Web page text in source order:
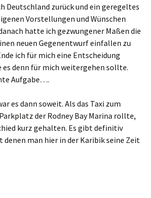
Deutschland zurück und ein geregeltes
Vorstellungen und Wünschen
hatte ich gezwungener Maßen die
neuen Gegenentwurf einfallen zu
ich für mich eine Entscheidung
es denn für mich weitergehen sollte.
Aufgabe….
es dann soweit. Als das Taxi zum
der Rodney Bay Marina rollte,
kurz gehalten. Es gibt definitiv
denen man hier in der Karibik seine Zeit